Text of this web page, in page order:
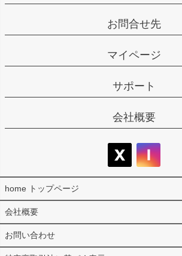
お問合せ先
マイページ
サポート
会社概要
home トップページ
会社概要
お問い合わせ